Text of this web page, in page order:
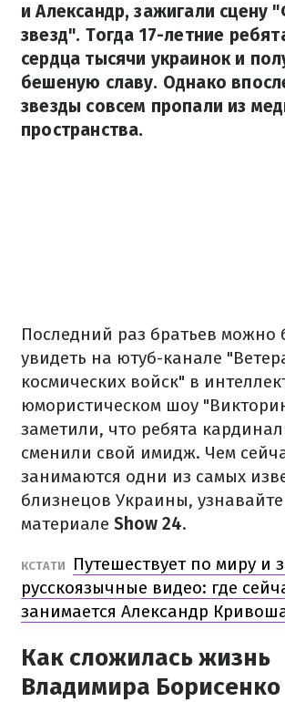
и Александр, зажигали сцену
звезд". Тогда 17-летние
сердца тысячи украинок и
бешеную славу. Однако
звезды совсем пропали из
пространства.
Последний раз братьев можно
увидеть на ютуб-канале
космических войск" в
юмористическом шоу
заметили, что ребята
сменили свой имидж. Чем
занимаются одни из самых
близнецов Украины,
материале Show 24.
КСТАТИ
Путешествует по миру и
русскоязычные видео: где
занимается Александр
Как сложилась жизнь
Владимира Борисенко